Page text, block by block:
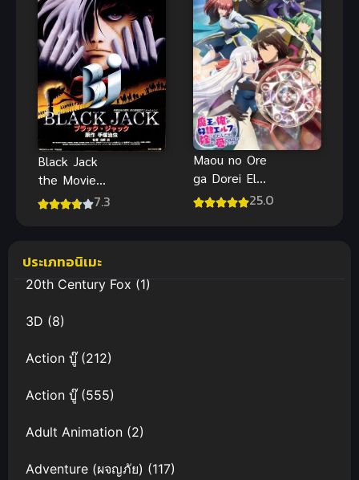
Black Jack
the Movie
(1996) แบล็ค
มูฟวี่ พากย์
ไทย
7.3
Maou no Ore
ga Dorei Elf
wo Yome ni25.0
ประเภทอนิเมะ
20th Century Fox(1)
3D (8)
Action บู๊(212)
Action บู๊(555)
Adult Animation (2)
Adventure (ผจญภัย) (117)